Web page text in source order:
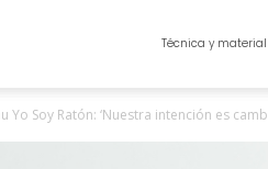
Técnica y material
Yo Soy Ratón: ‘Nuestra intención es